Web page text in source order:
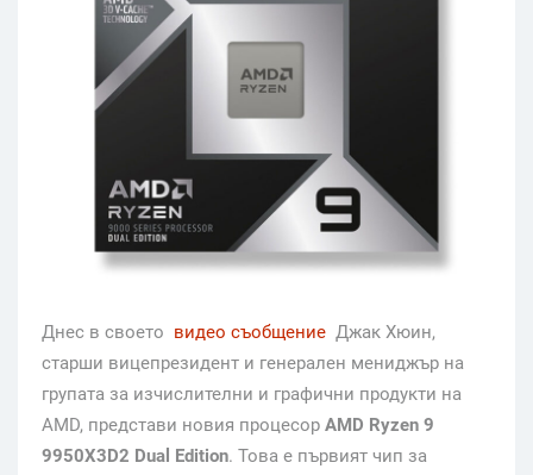
Днес в своето видео съобщение Джак Хюин,
старши вицепрезидент и генерален мениджър на
групата за изчислителни и графични продукти на
AMD, представи новия процесор AMD Ryzen 9
9950X3D2 Dual Edition. Това е първият чип за